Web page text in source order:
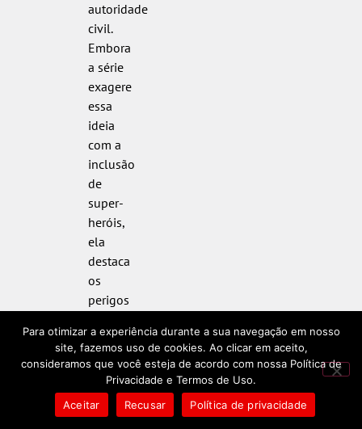
autoridade
civil.
Embora
a série
exagere
essa
ideia
com a
inclusão
de
super-
heróis,
ela
destaca
os
perigos
poder
absoluto
e as
consequências
de uma
Para otimizar a experiência durante a sua navegação em nosso
site, fazemos uso de cookies. Ao clicar em aceito,
consideramos que você esteja de acordo com nossa Política de
Privacidade e Termos de Uso.
Aceitar
Recusar Política de privacidade